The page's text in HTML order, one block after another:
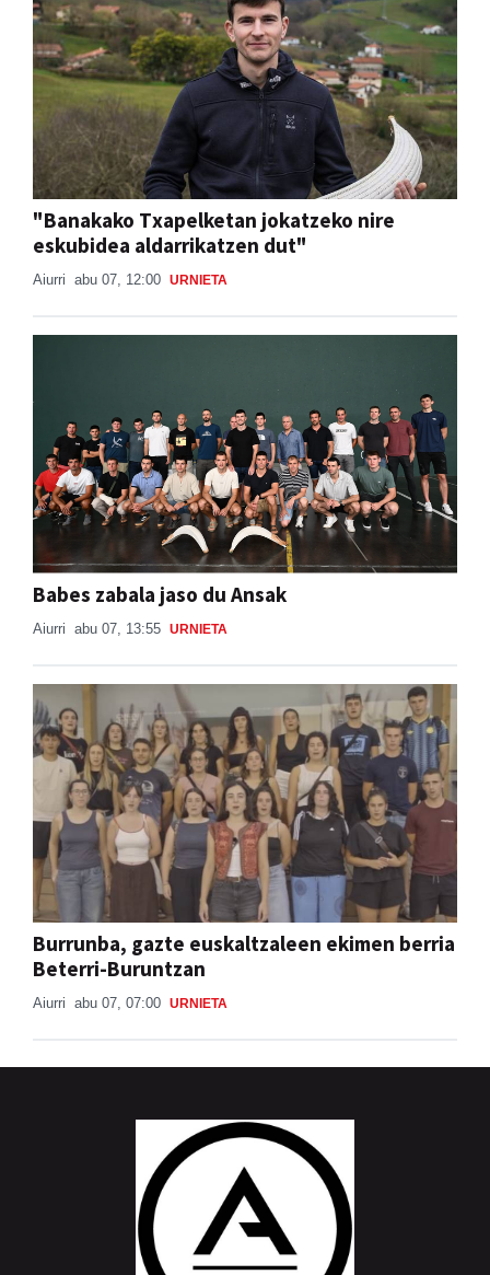
"Banakako Txapelketan jokatzeko nire
eskubidea aldarrikatzen dut"
Aiurri abu 07, 12:00 URNIETA
Babes zabala jaso du Ansak
Aiurri abu 07, 13:55 URNIETA
Burrunba, gazte euskaltzaleen ekimen berria
Beterri-Buruntzan
Aiurri abu 07, 07:00 URNIETA